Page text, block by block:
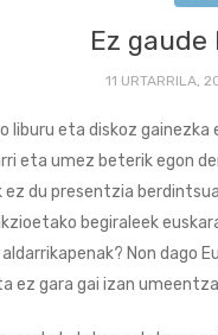
Ez
11 URTARRILA,
liburu eta diskoz
eta umez beterik egon
du presentzia
begiraleek
Non dago
ez gara gai izan